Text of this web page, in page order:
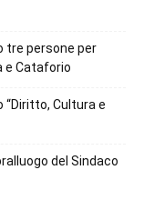
tre persone per
e Cataforio
“Diritto, Cultura e
del Sindaco